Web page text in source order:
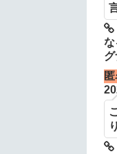
な
グ
匿